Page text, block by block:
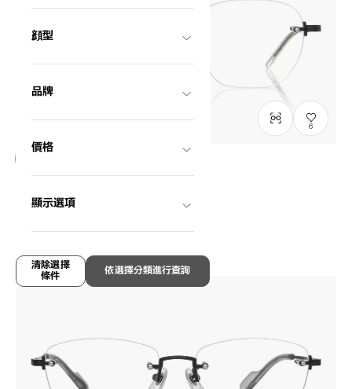
顔型
品牌
價格
顯示選項
依選擇分類進行查詢
清除選擇
條件
6
只限門市發售
JD1047G-4AC1